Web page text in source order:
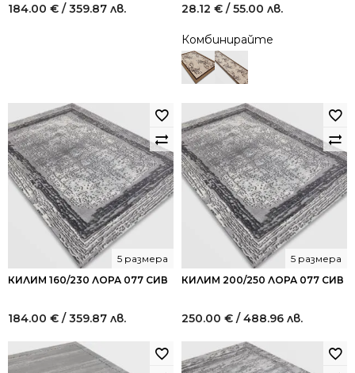
184.00 € / 359.87 лв. 28.12 € / 55.00 лв.
Комбинирайте
КИЛИМ 160/230 ЛОРА 077 СИВ
5 размера
184.00 € / 359.87 лв.
КИЛИМ 200/250 ЛОРА 077 СИВ
5 размера
250.00 € / 488.96 лв.